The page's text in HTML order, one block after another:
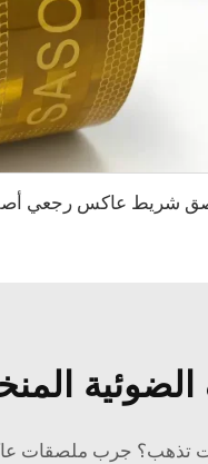
تذهب؟ جرب ملصقات